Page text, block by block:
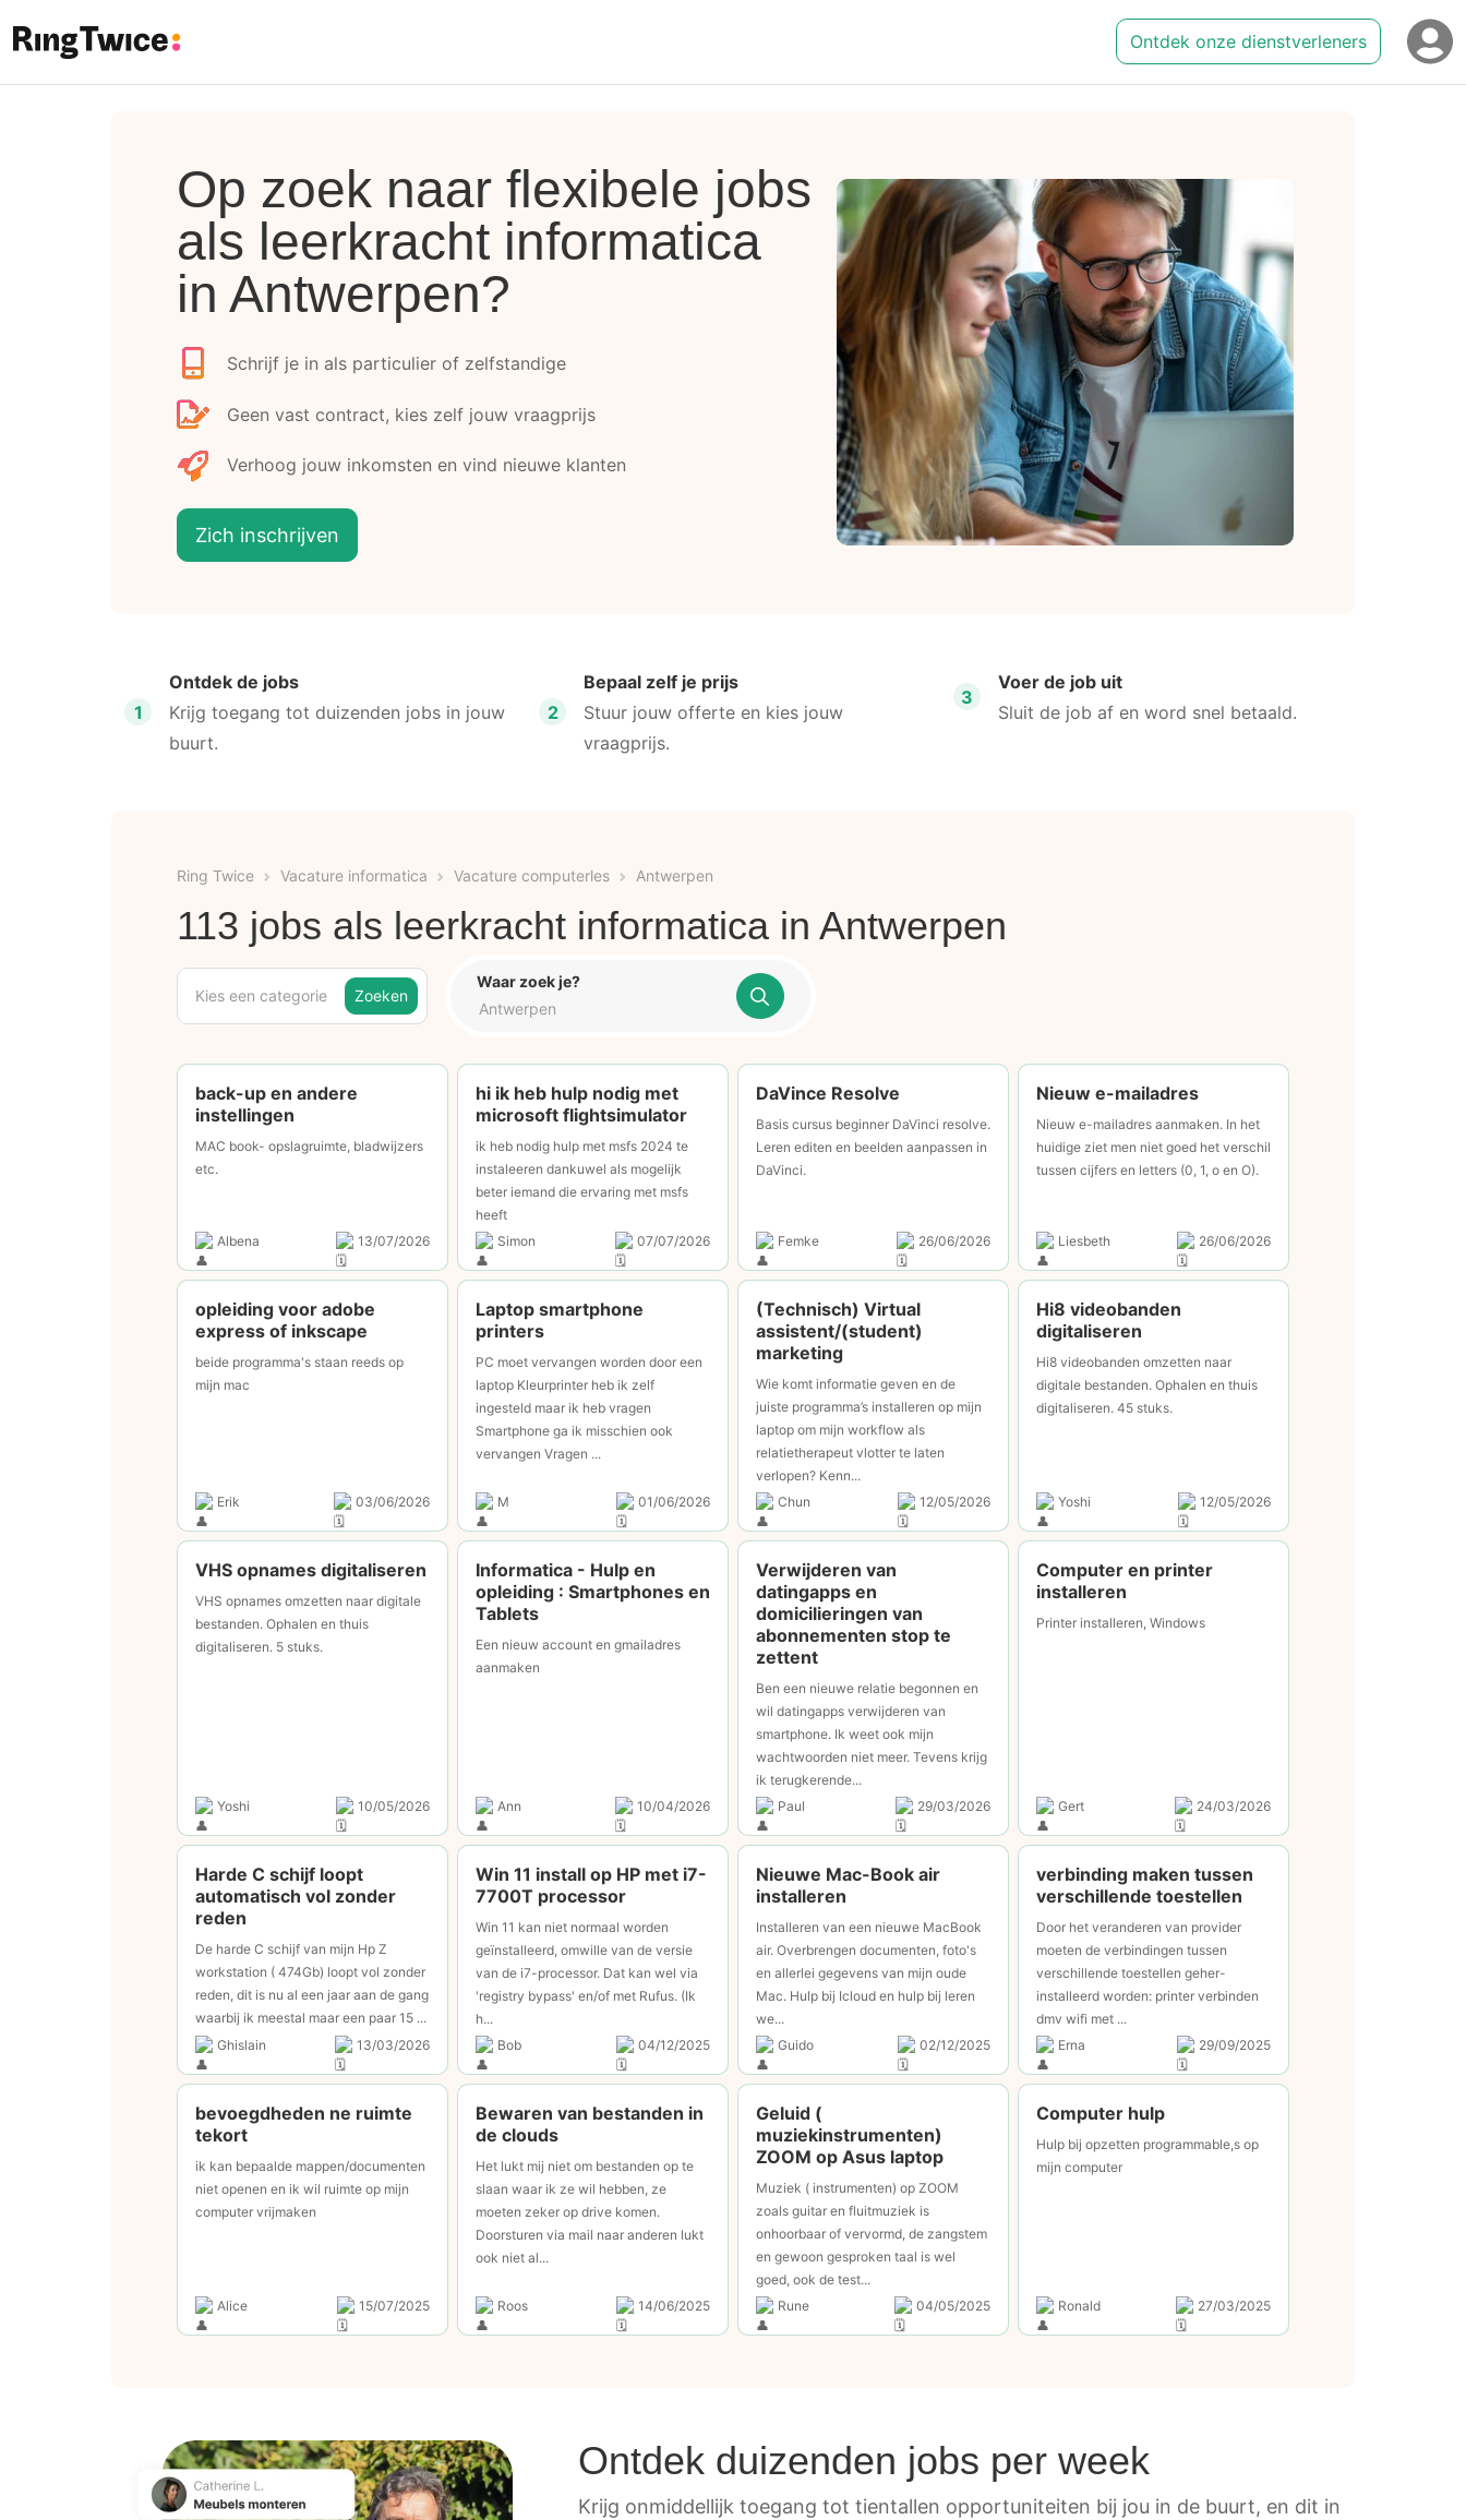
Ontdek onze dienstverleners
Op zoek naar flexibele jobs
als leerkracht informatica
in Antwerpen?
Schrijf je in als particulier of zelfstandige
Geen vast contract, kies zelf jouw vraagprijs
Verhoog jouw inkomsten en vind nieuwe klanten
Zich inschrijven
1
Ontdek de jobs
Krijg toegang tot duizenden jobs in jouw
buurt.
2
Bepaal zelf je prijs
Stuur jouw offerte en kies jouw
vraagprijs.
3
Voer de job uit
Sluit de job af en word snel betaald.
Ring Twice Vacature informatica Vacature computerles Antwerpen
113 jobs als leerkracht informatica in Antwerpen
Kies een categorie Zoeken
Waar zoek je?
back-up en andere
instellingen
MAC book- opslagruimte, bladwijzers
etc.
Albena 13/07/2026
hi ik heb hulp nodig met
microsoft flightsimulator
ik heb nodig hulp met msfs 2024 te
instaleeren dankuwel als mogelijk
beter iemand die ervaring met msfs
heeft
Simon
07/07/2026
DaVince Resolve
Basis cursus beginner DaVinci resolve.
Leren editen en beelden aanpassen in
DaVinci.
Femke 26/06/2026
Nieuw e-mailadres
Nieuw e-mailadres aanmaken. In het
huidige ziet men niet goed het verschil
tussen cijfers en letters (0, 1, o en O).
Liesbeth 26/06/2026
opleiding voor adobe
express of inkscape
beide programma's staan reeds op
mijn mac
Erik 03/06/2026
Laptop smartphone
printers
PC moet vervangen worden door een
laptop Kleurprinter heb ik zelf
ingesteld maar ik heb vragen
Smartphone ga ik misschien ook
vervangen Vragen ...
M 01/06/2026
(Technisch) Virtual
assistent/(student)
marketing
Wie komt informatie geven en de
juiste programma’s installeren op mijn
laptop om mijn workflow als
relatietherapeut vlotter te laten
verlopen? Kenn...
Chun
12/05/2026
Hi8 videobanden
digitaliseren
Hi8 videobanden omzetten naar
digitale bestanden. Ophalen en thuis
digitaliseren. 45 stuks.
Yoshi 12/05/2026
VHS opnames digitaliseren
VHS opnames omzetten naar digitale
bestanden. Ophalen en thuis
digitaliseren. 5 stuks.
Yoshi 10/05/2026
Informatica - Hulp en
opleiding : Smartphones en
Tablets
Een nieuw account en gmailadres
aanmaken
Ann 10/04/2026
Verwijderen van
datingapps en
domicilieringen van
abonnementen stop te
zettent
Ben een nieuwe relatie begonnen en
wil datingapps verwijderen van
smartphone. Ik weet ook mijn
wachtwoorden niet meer. Tevens krijg
ik terugkerende...
Paul
29/03/2026
Computer en printer
installeren
Printer installeren, Windows
Gert 24/03/2026
Harde C schijf loopt
automatisch vol zonder
reden
De harde C schijf van mijn Hp Z
workstation ( 474Gb) loopt vol zonder
reden, dit is nu al een jaar aan de gang
waarbij ik meestal maar een paar 15 ...
Ghislain
13/03/2026
Win 11 install op HP met i7-
7700T processor
Win 11 kan niet normaal worden
geïnstalleerd, omwille van de versie
van de i7-processor. Dat kan wel via
'registry bypass' en/of met Rufus. (Ik
h...
Bob
04/12/2025
Nieuwe Mac-Book air
installeren
Installeren van een nieuwe MacBook
air. Overbrengen documenten, foto's
en allerlei gegevens van mijn oude
Mac. Hulp bij Icloud en hulp bij leren
we...
Guido
02/12/2025
verbinding maken tussen
verschillende toestellen
Door het veranderen van provider
moeten de verbindingen tussen
verschillende toestellen geher-
installeerd worden: printer verbinden
dmv wifi met ...
Erna
29/09/2025
bevoegdheden ne ruimte
tekort
ik kan bepaalde mappen/documenten
niet openen en ik wil ruimte op mijn
computer vrijmaken
Alice 15/07/2025
Bewaren van bestanden in
de clouds
Het lukt mij niet om bestanden op te
slaan waar ik ze wil hebben, ze
moeten zeker op drive komen.
Doorsturen via mail naar anderen lukt
ook niet al...
Roos 14/06/2025
Geluid (
muziekinstrumenten)
ZOOM op Asus laptop
Muziek ( instrumenten) op ZOOM
zoals guitar en fluitmuziek is
onhoorbaar of vervormd, de zangstem
en gewoon gesproken taal is wel
goed, ook de test...
Rune
04/05/2025
Computer hulp
Hulp bij opzetten programmable,s op
mijn computer
Ronald 27/03/2025
Ontdek duizenden jobs per week
Krijg onmiddellijk toegang tot tientallen opportuniteiten bij jou in de buurt, en dit in